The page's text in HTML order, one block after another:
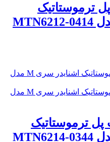
ترموستاتیک
ترموستاتیک